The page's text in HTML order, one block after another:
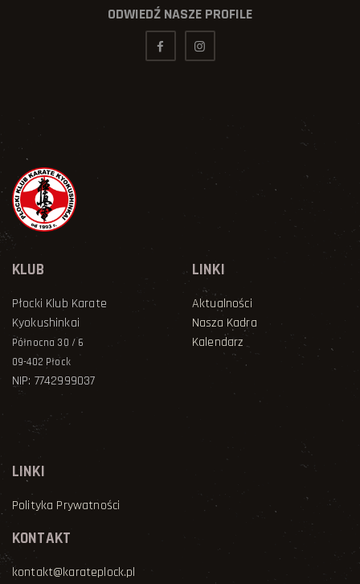
ODWIEDŹ NASZE PROFILE
KLUB
Płocki Klub Karate
Kyokushinkai
Północna 30 / 6
09-402 Płock
NIP: 7742999037
LINKI
Aktualności
Nasza Kadra
Kalendarz
LINKI
Polityka Prywatności
KONTAKT
kontakt@karateplock.pl